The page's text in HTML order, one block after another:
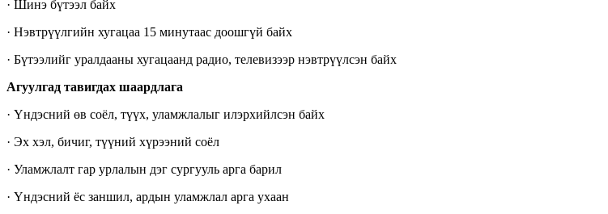
· Шинэ бүтээл байх
· Нэвтрүүлгийн хугацаа 15 минутаас доошгүй байх
· Бүтээлийг уралдааны хугацаанд радио, телевизээр нэвтрүүлсэн байх
Агуулгад тавигдах шаардлага
· Үндэсний өв соёл, түүх, уламжлалыг илэрхийлсэн байх
· Эх хэл, бичиг, түүний хүрээний соёл
· Уламжлалт гар урлалын дэг сургууль арга барил
· Үндэсний ёс заншил, ардын уламжлал арга ухаан